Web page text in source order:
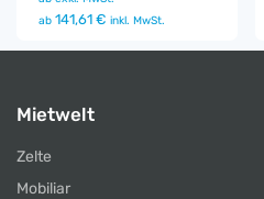
ab 141,61 € inkl. MwSt.
Mietwelt
Zelte
Mobiliar